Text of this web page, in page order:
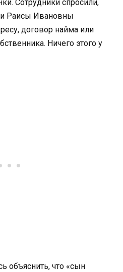
Сотрудники спросили,
и Раисы Ивановны
договор найма или
Ничего этого у
объяснить, что «сын